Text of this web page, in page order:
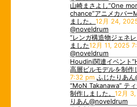
山崎まさよし”One
chance”アニメカバ
ました。12月 24,
@noveldrum
“レンガ構造物ジェネ
ました12月 11, 2025
@noveldrum
Houdini関連イベント
高層ビルモデルを制作
7:32 pm ふじたりあ
“MoN Takanawa” テ
制作しました。12月
りあん@noveldrum